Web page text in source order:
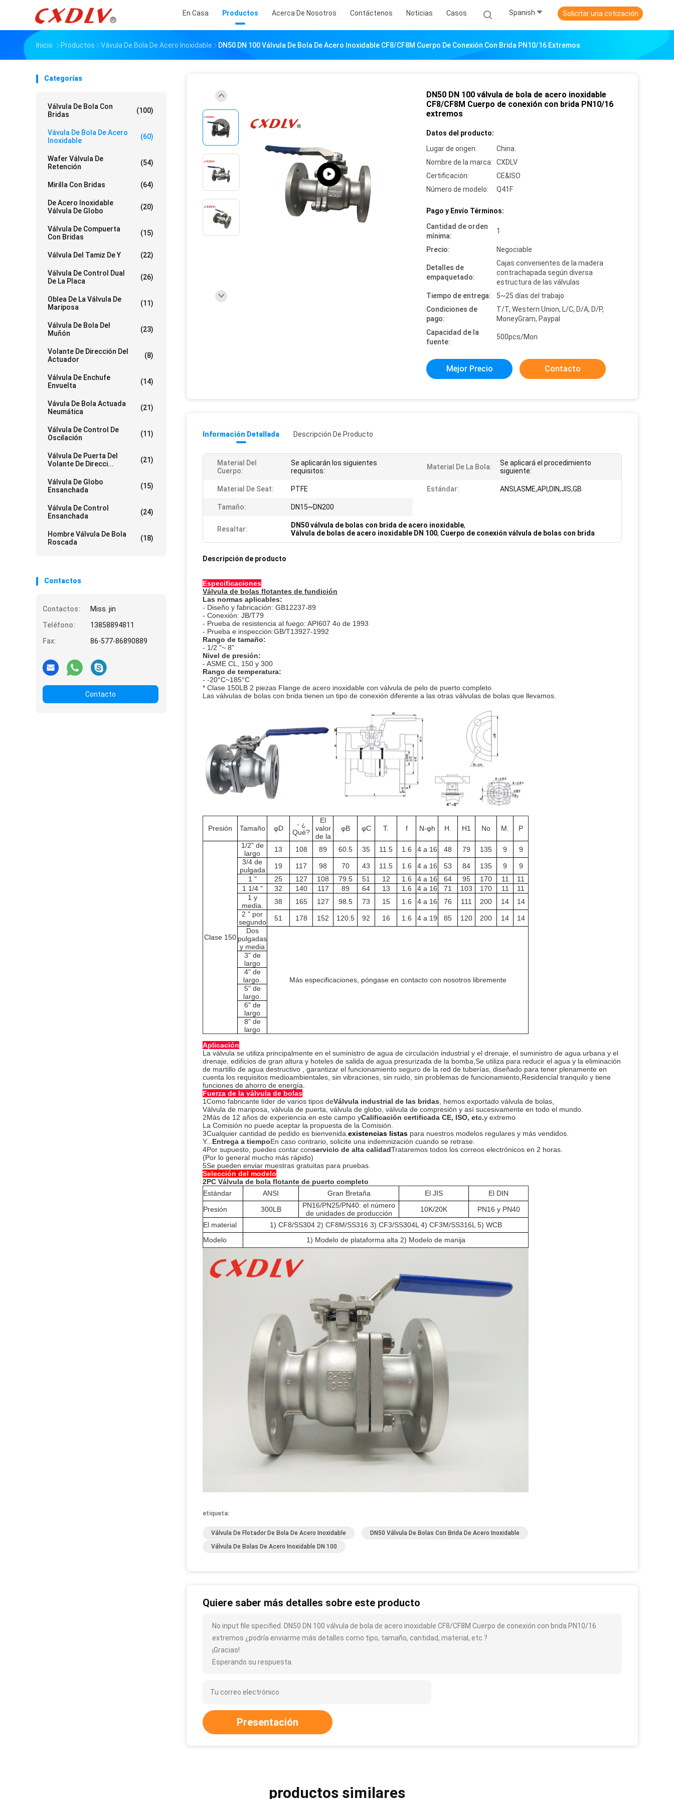
En Casa Productos Acerca De Nosotros Contáctenos Noticias Casos Spanish Solicitar una cotización
Inicio Productos Vávula De Bola De Acero Inoxidable DN50 DN 100 Válvula De Bola De Acero Inoxidable CF8/CF8M Cuerpo De Conexión Con Brida PN10/16 Extremos
Categorías
Válvula De Bola Con
Bridas
(100)
Vávula De Bola De Acero
Inoxidable
(60)
Wafer Válvula De
Retención
(54)
Mirilla Con Bridas (64)
De Acero Inoxidable
Válvula De Globo
(20)
Válvula De Compuerta
Con Bridas
(15)
Válvula Del Tamiz De Y (22)
Válvula De Control Dual
De La Placa
(26)
Oblea De La Válvula De
Mariposa
(11)
Válvula De Bola Del
Muñón
(23)
Volante De Dirección Del
Actuador
(8)
Válvula De Enchufe
Envuelta
(14)
Vávula De Bola Actuada
Neumática
(21)
Válvula De Control De
Oscilación
(11)
Válvula De Puerta Del
Volante De Direcci...
(21)
Válvula De Globo
Ensanchada
(15)
Válvula De Control
Ensanchada
(24)
Hombre Válvula De Bola
Roscada
(18)
Contactos
Contactos:
Miss. jin
Teléfono:
13858894811
Fax:
86-577-86890889
Contacto
DN50 DN 100 válvula de bola de acero inoxidable
CF8/CF8M Cuerpo de conexión con brida PN10/16
extremos
Datos del producto:
Lugar de origen:
China.
Nombre de la marca: CXDLV
Certificación:
CE&ISO
Número de modelo:
Q41F
Pago y Envío Términos:
Cantidad de orden
mínima:
1
Precio: Negociable
Detalles de
empaquetado:
Cajas convenientes de la madera
contrachapada según diversa
estructura de las válvulas
Tiempo de entrega:
5~25 días del trabajo
Condiciones de
pago:
T/T, Western Union, L/C, D/A, D/P,
MoneyGram, Paypal
Capacidad de la
fuente:
500pcs/Mon
Mejor Precio Contacto
Información Detallada Descripción De Producto
Material Del
Cuerpo:
Se aplicarán los siguientes
requisitos:
Material De La Bola:
Se aplicará el procedimiento
siguiente:
Material De Seat: PTFE Estándar: ANSI,ASME,API,DIN,JIS,GB
Tamaño: DN15~DN200
Resaltar: DN50 válvula de bolas con brida de acero inoxidable,
Válvula de bolas de acero inoxidable DN 100, Cuerpo de conexión válvula de bolas con brida
Descripción de producto
Especificaciones
Válvula de bolas flotantes de fundición
Las normas aplicables:
- Diseño y fabricación: GB12237-89
- Conexión: JB/T79
- Prueba de resistencia al fuego: API607 4o de 1993
- Prueba e inspección:GB/T13927-1992
Rango de tamaño:
- 1/2 "~ 8"
Nivel de presión:
- ASME CL, 150 y 300
Rango de temperatura:
- -20°C~185°C
* Clase 150LB 2 piezas Flange de acero inoxidable con válvula de pelo de puerto completo
Las válvulas de bolas con brida tienen un tipo de conexión diferente a las otras válvulas de bolas que llevamos.
Presión Tamaño φD
- ¿
Qué?
El
valor
de la
φB φC T. f N-φh H. H1 No M. P
Clase 150
1/2" de
largo
13 108 89 60.5 35 11.5 1.6 4 a 16 48 79 135 9
9
3/4 de
pulgada
19 117 98 70 43 11.5 1.6 4 a 16 53 84 135 9
9
1 "
25 127 108 79.5 51 12 1.6 4 a 16 64 95 170 11
11
1 1/4 "
32 140 117 89 64 13 1.6 4 a 16 71 103 170 11
11
1 y
media.
38 165 127 98.5 73 15 1.6 4 a 16 76 111 200 14
14
2 " por
segundo
51 178 152 120.5 92 16 1.6 4 a 19 85 120 200 14
14
Dos
pulgadas
y media
Más especificaciones, póngase en contacto con nosotros libremente
3" de
largo
4" de
largo.
5" de
largo.
6" de
largo
8" de
largo
Aplicación
La válvula se utiliza principalmente en el suministro de agua de circulación industrial y el drenaje, el suministro de agua urbana y el
drenaje, edificios de gran altura y hoteles de salida de agua presurizada de la bomba,Se utiliza para reducir el agua y la eliminación
de martillo de agua destructivo , garantizar el funcionamiento seguro de la red de tuberías, diseñado para tener plenamente en
cuenta los requisitos medioambientales, sin vibraciones, sin ruido, sin problemas de funcionamiento,Residencial tranquilo y tiene
funciones de ahorro de energía.
Fuerza de la válvula de bolas
1Como fabricante líder de varios tipos deVálvula industrial de las bridas , hemos exportado válvula de bolas,
Válvula de mariposa, válvula de puerta, válvula de globo, válvula de compresión y así sucesivamente en todo el mundo.
2Más de 12 años de experiencia en este campo yCalificación certificada CE, ISO, etc.y extremo
La Comisión no puede aceptar la propuesta de la Comisión.
3Cualquier cantidad de pedido es bienvenida. existencias listas para nuestros modelos regulares y más vendidos.
Y... Entrega a tiempoEn caso contrario, solicite una indemnización cuando se retrase.
4Por supuesto, puedes contar conservicio de alta calidadTrataremos todos los correos electrónicos en 2 horas.
(Por lo general mucho más rápido)
5Se pueden enviar muestras gratuitas para pruebas.
Selección del modelo
2PC Válvula de bola flotante de puerto completo
Estándar
ANSI Gran Bretaña El JIS
El DIN
Presión
300LB
PN16/PN25/PN40: el número
de unidades de producción
10K/20K
PN16 y PN40
El material
1) CF8/SS304 2) CF8M/SS316 3) CF3/SS304L 4) CF3M/SS316L 5) WCB
Modelo
1) Modelo de plataforma alta 2) Modelo de manija
etiqueta:
Válvula De Flotador De Bola De Acero Inoxidable
DN50 Válvula De Bolas Con Brida De Acero Inoxidable
Válvula De Bolas De Acero Inoxidable DN 100
Quiere saber más detalles sobre este producto
No input file specified. DN50 DN 100 válvula de bola de acero inoxidable CF8/CF8M Cuerpo de conexión con brida PN10/16
extremos ¿podría enviarme más detalles como tipo, tamaño, cantidad, material, etc.?
¡Gracias!
Esperando su respuesta.
Presentación
productos similares